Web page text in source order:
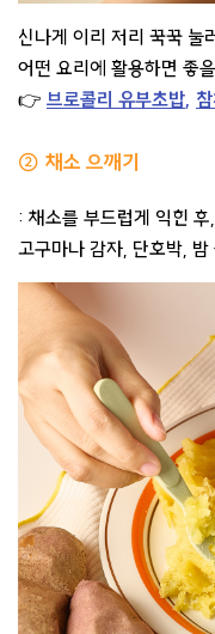
신나게 이리 저리 꾹꾹 눌
어떤 요리에 활용하면 좋
👉 브로콜리 유부초밥,
② 채소 으깨기
: 채소를 부드럽게 익힌
고구마나 감자, 단호박,